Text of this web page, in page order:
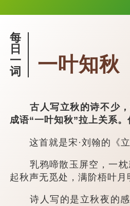
每
日
一
词
一叶知秋
古人写立秋的诗不少，
成语“一叶知秋”拉上关系
这首就是宋·刘翰的《立
乳鸦啼散玉屏空，一
起秋声无觅处，满阶梧叶月
诗人写的是立秋夜的感